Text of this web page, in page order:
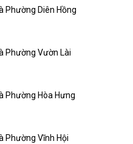
Phường Diên Hồng
Phường Vườn Lài
Phường Hòa Hưng
Phường Vĩnh Hội